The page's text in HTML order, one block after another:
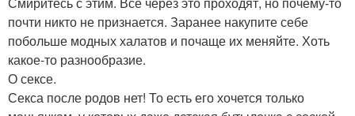
почти никто не признается. Заранее накупите себе
побольше модных халатов и почаще их меняйте. Хоть
какое-то разнообразие.
О сексе.
Секса после родов нет! То есть его хочется только